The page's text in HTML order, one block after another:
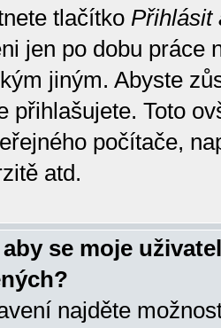
tlačítko Přihlásit
jen po dobu práce
jiným. Abyste
přihlašujete. Toto
počítače,
atd.
se moje
najděte